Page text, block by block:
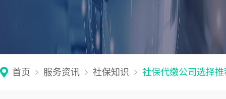
首页 服务资讯 社保知识 社保代缴公司选择